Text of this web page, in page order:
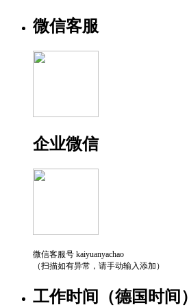
微信客服
企业微信
微信客服号 kaiyuanyachao
（扫描如有异常，请手动输入添加）
工作时间（德国时间）